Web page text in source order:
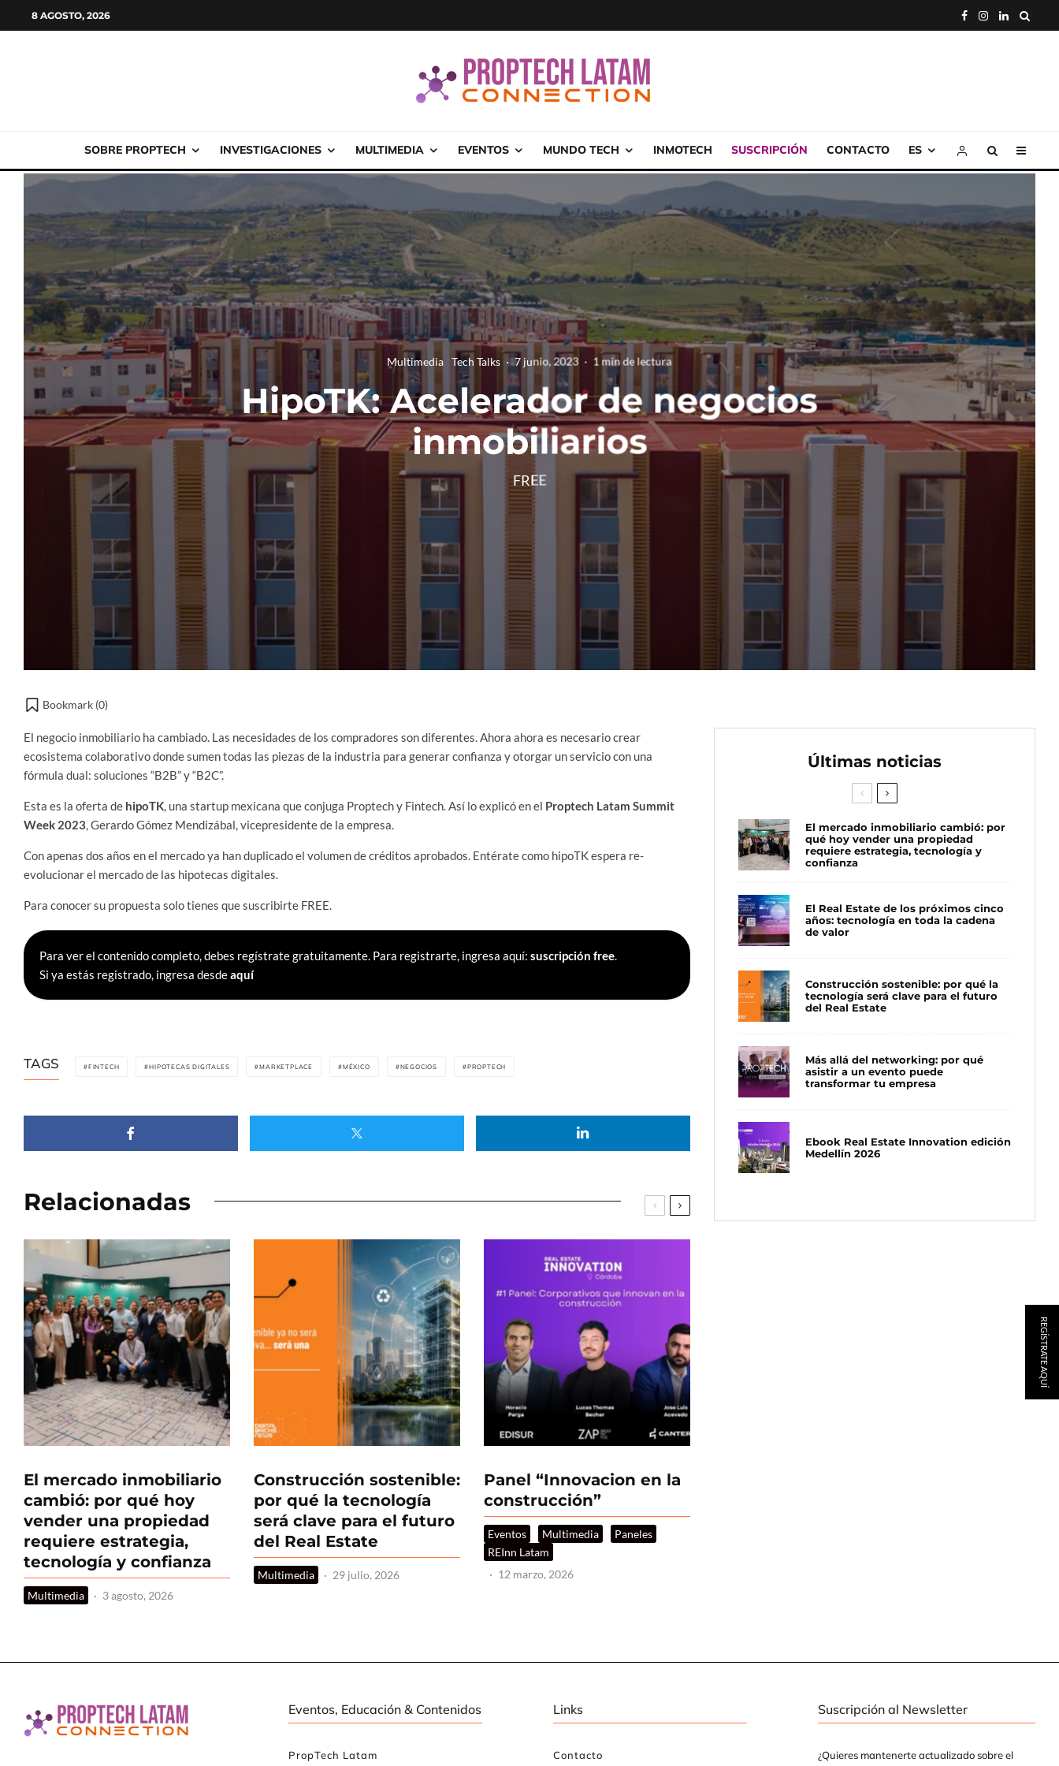
8 AGOSTO, 2026
SOBRE PROPTECH INVESTIGACIONES MULTIMEDIA EVENTOS MUNDO TECH INMOTECH SUSCRIPCIÓN CONTACTO ES
Multimedia Tech Talks · 7 junio, 2023 · 1 min de lectura
HipoTK: Acelerador de negocios
inmobiliarios
FREE
Bookmark (0)
El negocio inmobiliario ha cambiado. Las necesidades de los compradores son diferentes. Ahora ahora es necesario crear
ecosistema colaborativo donde sumen todas las piezas de la industria para generar confianza y otorgar un servicio con una
fórmula dual: soluciones “B2B” y “B2C”.
Esta es la oferta de hipoTK, una startup mexicana que conjuga Proptech y Fintech. Así lo explicó en el Proptech Latam Summit
Week 2023, Gerardo Gómez Mendizábal, vicepresidente de la empresa.
Con apenas dos años en el mercado ya han duplicado el volumen de créditos aprobados. Entérate como hipoTK espera re-
evolucionar el mercado de las hipotecas digitales.
Para conocer su propuesta solo tienes que suscribirte FREE.
Para ver el contenido completo, debes regístrate gratuitamente. Para registrarte, ingresa aquí: suscripción free.
Si ya estás registrado, ingresa desdeaquí
TAGS FINTECH HIPOTECAS DIGITALES MARKETPLACE MÉXICO NEGOCIOS PROPTECH
Relacionadas
El mercado inmobiliario
cambió: por qué hoy
vender una propiedad
requiere estrategia,
tecnología y confianza
Multimedia · 3 agosto, 2026
Construcción sostenible:
por qué la tecnología
será clave para el futuro
del Real Estate
Multimedia · 29 julio, 2026
Panel “Innovacion en la
construcción”
Eventos Multimedia
Paneles
REInn Latam
· 12 marzo, 2026
Últimas noticias
El mercado inmobiliario cambió: por
qué hoy vender una propiedad
requiere estrategia, tecnología y
confianza
El Real Estate de los próximos cinco
años: tecnología en toda la cadena
de valor
Construcción sostenible: por qué la
tecnología será clave para el futuro
del Real Estate
Más allá del networking: por qué
asistir a un evento puede
transformar tu empresa
Ebook Real Estate Innovation edición
Medellín 2026
Eventos, Educación & Contenidos
PropTech Latam
Links
Contacto
Suscripción al Newsletter
¿Quieres mantenerte actualizado sobre el
REGÍSTRATE AQUÍ